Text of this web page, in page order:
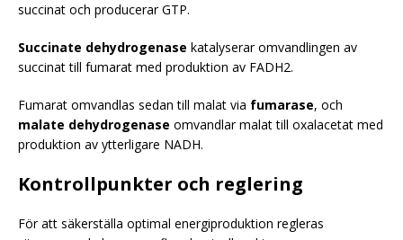
succinat och producerar GTP.
Succinate dehydrogenase katalyserar omvandlingen av
succinat till fumarat med produktion av FADH2.
Fumarat omvandlas sedan till malat via fumarase, och
malate dehydrogenase omvandlar malat till oxalacetat med
produktion av ytterligare NADH.
Kontrollpunkter och reglering
För att säkerställa optimal energiproduktion regleras